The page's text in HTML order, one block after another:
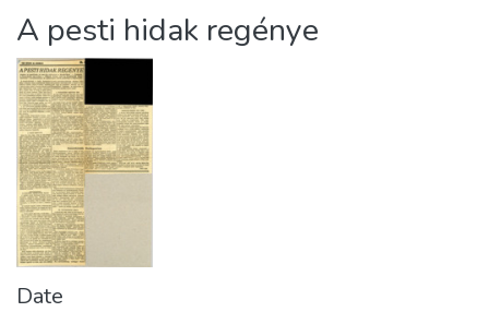
Statistics
About us
A pesti hidak regénye
Date